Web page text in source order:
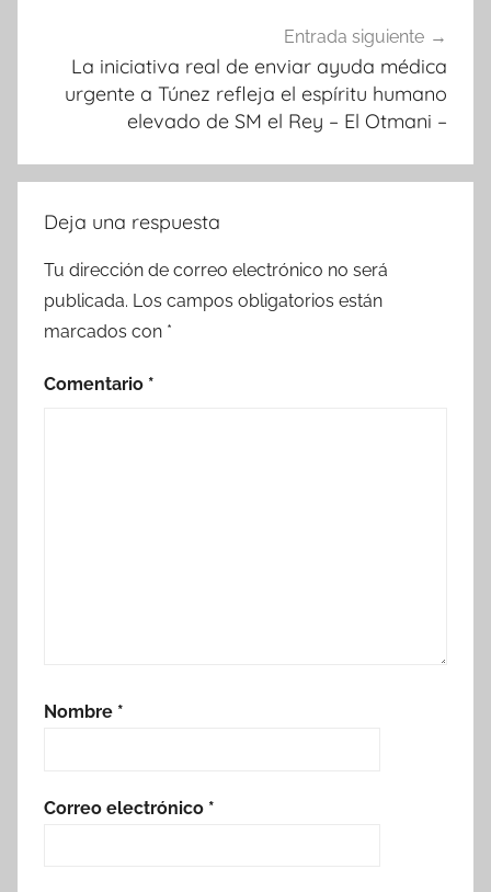
Entrada siguiente
La iniciativa real de enviar ayuda médica
urgente a Túnez refleja el espíritu humano
elevado de SM el Rey – El Otmani –
Deja una respuesta
Tu dirección de correo electrónico no será
publicada. Los campos obligatorios están
marcados con *
Comentario *
Nombre *
Correo electrónico *